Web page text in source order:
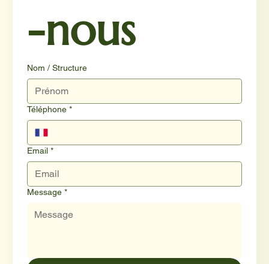
-nous
Nom / Structure
Téléphone *
Email *
Message *